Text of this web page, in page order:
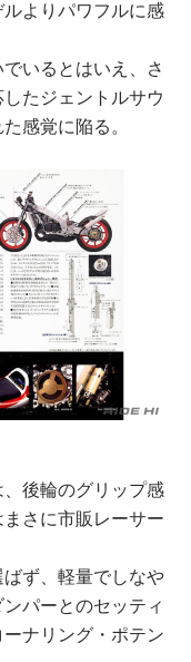
よりパワフルに感
いるとはいえ、さ
たジェントルサウ
感覚に陥る。
後輪のグリップ感
さに市販レーサー
ず、軽量でしなや
パーとのセッティ
ナリング・ポテン